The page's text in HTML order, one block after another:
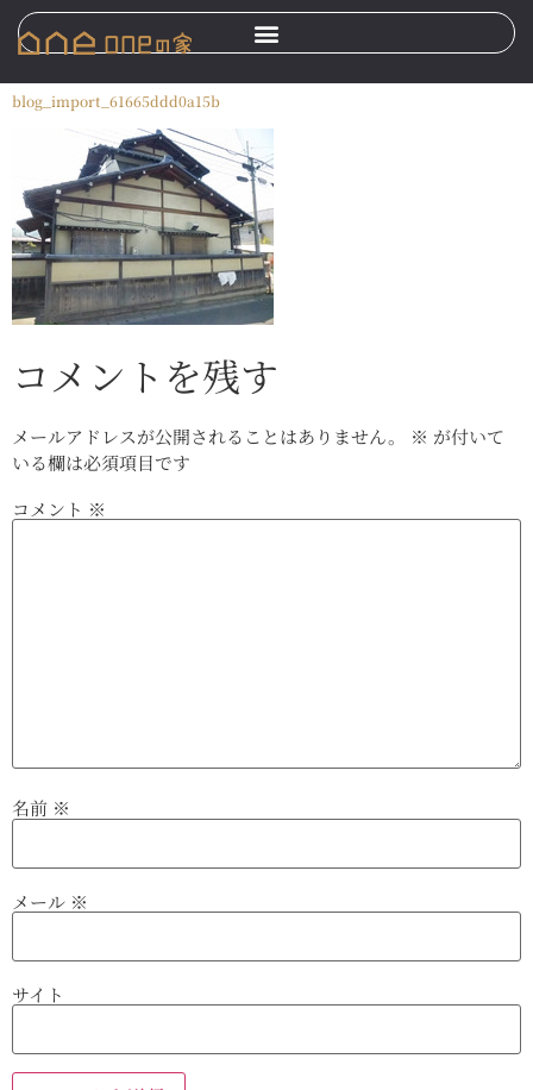
blog_import_61665ddd0a15b
コメントを残す
メールアドレスが公開されることはありません。 ※ が付いて
いる欄は必須項目です
コメント ※
名前 ※
メール ※
サイト